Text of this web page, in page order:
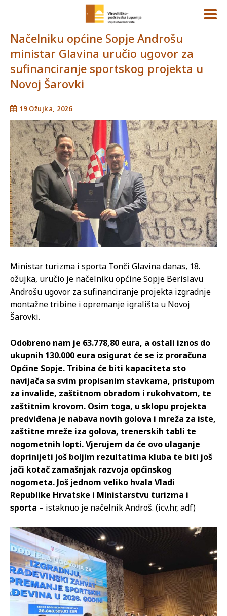
Načelniku općine Sopje Androšu
ministar Glavina uručio ugovor za
sufinanciranje sportskog projekta u
Novoj Šarovki
19 Ožujka, 2026
Ministar turizma i sporta Tonči Glavina danas, 18.
ožujka, uručio je načelniku općine Sopje Berislavu
Androšu ugovor za sufinanciranje projekta izgradnje
montažne tribine i opremanje igrališta u Novoj
Šarovki.
Odobreno nam je 63.778,80 eura, a ostali iznos do
ukupnih 130.000 eura osigurat će se iz proračuna
Općine Sopje. Tribina će biti kapaciteta sto
navijača sa svim propisanim stavkama, pristupom
za invalide, zaštitnom obradom i rukohvatom, te
zaštitnim krovom. Osim toga, u sklopu projekta
predviđena je nabava novih golova i mreža za iste,
zaštitne mreže iza golova, trenerskih tabli te
nogometnih lopti. Vjerujem da će ovo ulaganje
doprinijeti još boljim rezultatima kluba te biti još
jači kotač zamašnjak razvoja općinskog
nogometa. Još jednom veliko hvala Vladi
Republike Hrvatske i Ministarstvu turizma i
sporta – istaknuo je načelnik Androš. (icv.hr, adf)